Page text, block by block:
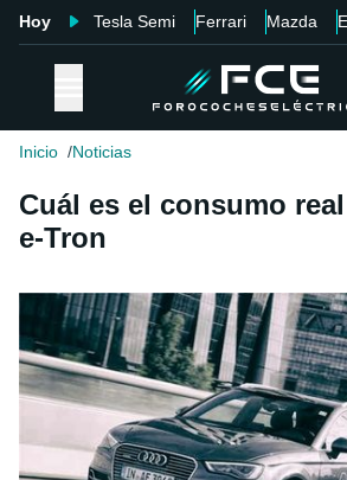
Hoy Tesla Semi Ferrari Mazda
Inicio Noticias
Cuál es el consumo
e-Tron